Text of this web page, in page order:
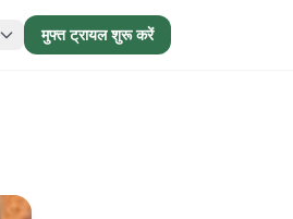
मुफ्त ट्रायल शुरू करें